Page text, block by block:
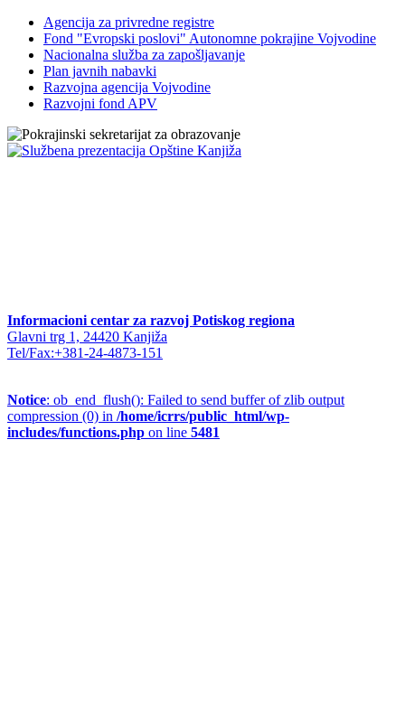
Agencija za privredne registre
Fond "Evropski poslovi" Autonomne pokrajine Vojvodine
Nacionalna služba za zapošljavanje
Plan javnih nabavki
Razvojna agencija Vojvodine
Razvojni fond APV
Informacioni centar za razvoj Potiskog regiona
Glavni trg 1, 24420 Kanjiža
Tel/Fax:+381-24-4873-151
Notice: ob_end_flush(): Failed to send buffer of zlib output
compression (0) in /home/icrrs/public_html/wp-
includes/functions.php on line 5481